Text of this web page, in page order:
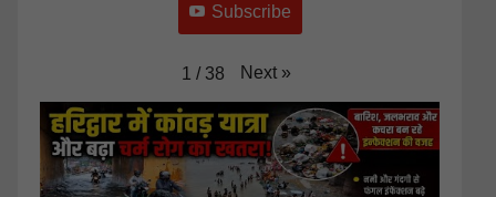
Subscribe
1 / 38 Next »